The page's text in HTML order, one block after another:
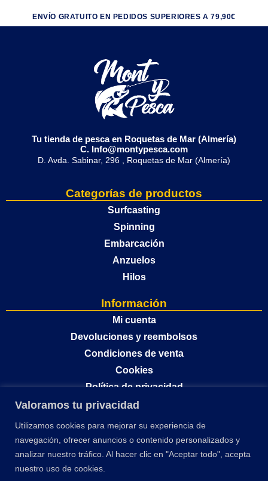
Valoramos tu privacidad
Utilizamos cookies para mejorar su experiencia de
navegación, ofrecer anuncios o contenido personalizados y
analizar nuestro tráfico. Al hacer clic en "Aceptar todo", acepta
nuestro uso de cookies.
ENVÍO GRATUITO EN PEDIDOS SUPERIORES A 79,90€
Tu tienda de pesca en Roquetas de Mar (Almería)
C. Info@montypesca.com
D. Avda. Sabinar, 296 , Roquetas de Mar (Almería)
Categorías de productos
Surfcasting
Spinning
Embarcación
Anzuelos
Hilos
Información
Mi cuenta
Devoluciones y reembolsos
Condiciones de venta
Cookies
Política de privacidad